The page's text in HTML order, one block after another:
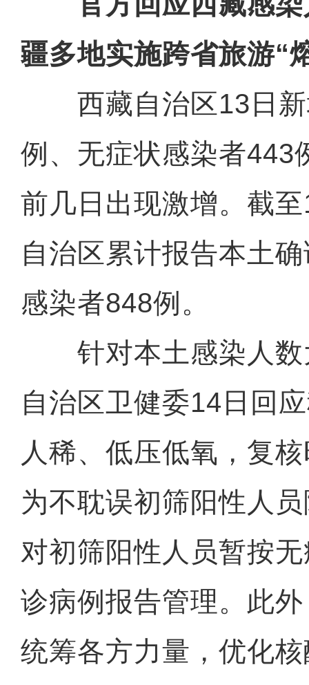
疆多地实施跨省旅游“
西藏自治区13日新
例、无症状感染者443
前几日出现激增。截
自治区累计报告本土
感染者848例。
针对本土感染人数
自治区卫健委14日回
人稀、低压低氧，复
为不耽误初筛阳性人
对初筛阳性人员暂按
诊病例报告管理。此
统筹各方力量，优化